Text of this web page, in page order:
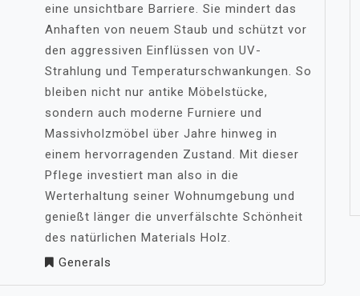
eine unsichtbare Barriere. Sie mindert das
Anhaften von neuem Staub und schützt vor
den aggressiven Einflüssen von UV-
Strahlung und Temperaturschwankungen. So
bleiben nicht nur antike Möbelstücke,
sondern auch moderne Furniere und
Massivholzmöbel über Jahre hinweg in
einem hervorragenden Zustand. Mit dieser
Pflege investiert man also in die
Werterhaltung seiner Wohnumgebung und
genießt länger die unverfälschte Schönheit
des natürlichen Materials Holz.
Generals